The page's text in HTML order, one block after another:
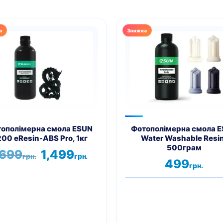
смола ESUN
eResin-ABS Pro, 1кг
грн. Оригінальна
ціна:
1,699грн..
1,499грн.
ціна:
1,499грн..
Фотополімерна смола
Water Washable
500грам
499грн.
Цей
варіантів.
вибрати
на
сторінці